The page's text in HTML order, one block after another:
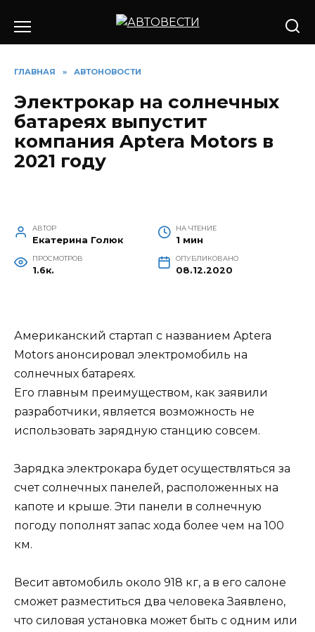
содержанию
ГЛАВНАЯ » АВТОНОВОСТИ
Электрокар на солнечных
батареях выпустит
компания Aptera Motors в
2021 году
АВТОР
Екатерина Голюк
НА ЧТЕНИЕ
1 мин
ПРОСМОТРОВ
1.6к.
ОПУБЛИКОВАНО
08.12.2020
Американский стартап с названием Aptera
Motors анонсировал электромобиль на
солнечных батареях.
Его главным преимуществом, как заявили
разработчики, является возможность не
использовать зарядную станцию совсем.
Зарядка электрокара будет осуществляться за
счет солнечных панелей, расположенных на
капоте и крыше. Эти панели в солнечную
погоду пополнят запас хода более чем на 100
км.
Весит автомобиль около 918 кг, а в его салоне
сможет разместиться два человека Заявлено,
что силовая установка может быть с одним или